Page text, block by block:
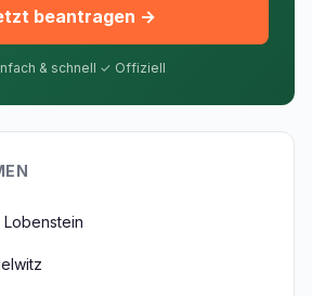
beantragen →
& schnell ✓ Offiziell